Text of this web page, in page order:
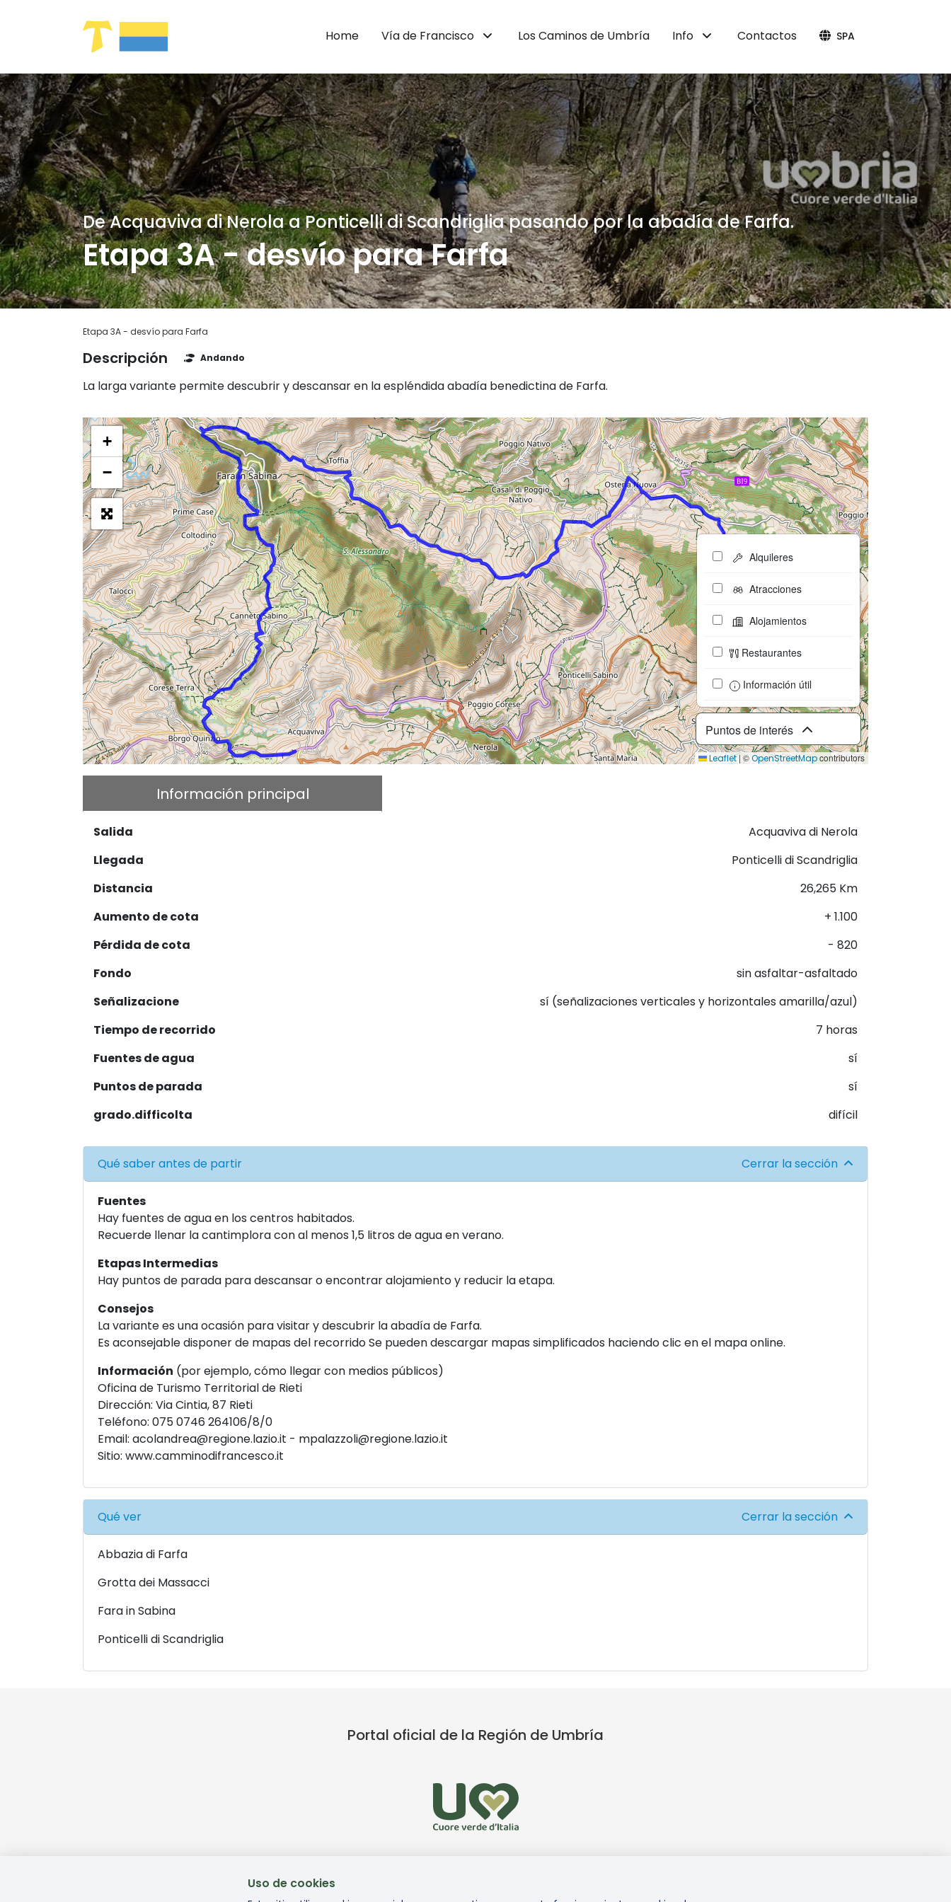
Home
Vía de Francisco Los Caminos de Umbría Info Contactos SPA
De Acquaviva di Nerola a Ponticelli di Scandriglia pasando por la abadía de Farfa.
Etapa 3A - desvío para Farfa
Etapa 3A - desvío para Farfa
Descripción Andando
La larga variante permite descubrir y descansar en la espléndida abadía benedictina de Farfa.
+
−
Puntos de interés
Alquileres
Atracciones
Alojamientos
Restaurantes
Información útil
Leaflet|©OpenStreetMapcontributors
Información principal
Salida
Acquaviva di Nerola
Llegada
Ponticelli di Scandriglia
Distancia
26,265 Km
Aumento de cota
+ 1.100
Pérdida de cota
- 820
Fondo
sin asfaltar-asfaltado
Señalizacione
sí (señalizaciones verticales y horizontales amarilla/azul)
Tiempo de recorrido
7 horas
Fuentes de agua
sí
Puntos de parada
sí
grado.difficolta
difícil
Qué saber antes de partir Cerrar la sección
Fuentes
Hay fuentes de agua en los centros habitados.
Recuerde llenar la cantimplora con al menos 1,5 litros de agua en verano.
Etapas Intermedias
Hay puntos de parada para descansar o encontrar alojamiento y reducir la etapa.
Consejos
La variante es una ocasión para visitar y descubrir la abadía de Farfa.
Es aconsejable disponer de mapas del recorrido Se pueden descargar mapas simplificados haciendo clic en el mapa online.
Información (por ejemplo, cómo llegar con medios públicos)
Oficina de Turismo Territorial de Rieti
Dirección: Via Cintia, 87 Rieti
Teléfono: 075 0746 264106/8/0
Email: acolandrea@regione.lazio.it - mpalazzoli@regione.lazio.it
Sitio: www.camminodifrancesco.it
Qué ver Cerrar la sección
Abbazia di Farfa
Grotta dei Massacci
Fara in Sabina
Ponticelli di Scandriglia
Portal oficial de la Región de Umbría
Uso de cookies